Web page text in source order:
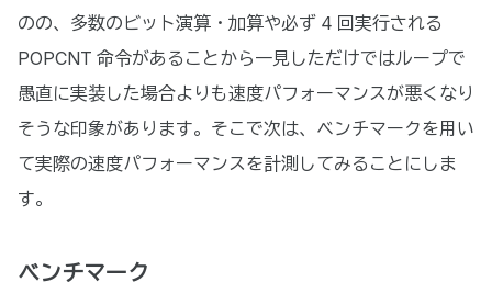
のの、多数のビット演算・加算や必ず 4 回実行される
POPCNT 命令があることから一見しただけではループで
愚直に実装した場合よりも速度パフォーマンスが悪くなり
そうな印象があります。そこで次は、ベンチマークを用い
て実際の速度パフォーマンスを計測してみることにしま
す。
ベンチマーク